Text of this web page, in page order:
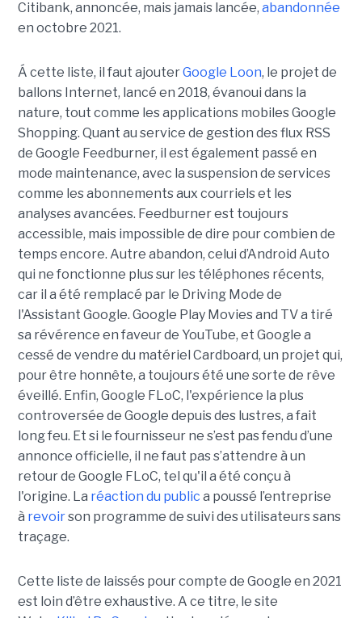
Citibank, annoncée, mais jamais lancée, abandonnée
en octobre 2021.
Á cette liste, il faut ajouterGoogle Loon, le projet de
ballons Internet, lancé en 2018, évanoui dans la
nature, tout comme les applications mobiles Google
Shopping. Quant au service de gestion des flux RSS
de Google Feedburner, il est également passé en
mode maintenance, avec la suspension de services
comme les abonnements aux courriels et les
analyses avancées. Feedburner est toujours
accessible, mais impossible de dire pour combien de
temps encore. Autre abandon, celui d’Android Auto
qui ne fonctionne plus sur les téléphones récents,
car il a été remplacé par le Driving Mode de
l'Assistant Google. Google Play Movies and TV a tiré
sa révérence en faveur de YouTube, et Google a
cessé de vendre du matériel Cardboard, un projet qui,
pour être honnête, a toujours été une sorte de rêve
éveillé. Enfin, Google FLoC, l'expérience la plus
controversée de Google depuis des lustres, a fait
long feu. Et si le fournisseur ne s’est pas fendu d’une
annonce officielle, il ne faut pas s’attendre à un
retour de Google FLoC, tel qu'il a été conçu à
l'origine. La réaction du public a poussé l’entreprise
à revoirson programme de suivi des utilisateurs sans
traçage.
Cette liste de laissés pour compte de Google en 2021
est loin d’être exhaustive. A ce titre, le site